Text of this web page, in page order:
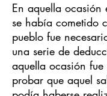
En aquella ocasión
se había cometido
pueblo fue
una serie de
aquella ocasión fue
probar que aquel